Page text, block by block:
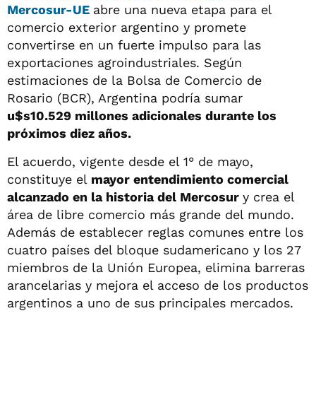
Mercosur-UE abre una nueva etapa para el
comercio exterior argentino y promete
convertirse en un fuerte impulso para las
exportaciones agroindustriales. Según
estimaciones de la Bolsa de Comercio de
Rosario (BCR), Argentina podría sumar
u$s10.529 millones adicionales durante los
próximos diez años.
El acuerdo, vigente desde el 1° de mayo,
constituye el mayor entendimiento comercial
alcanzado en la historia del Mercosur y crea el
área de libre comercio más grande del mundo.
Además de establecer reglas comunes entre los
cuatro países del bloque sudamericano y los 27
miembros de la Unión Europea, elimina barreras
arancelarias y mejora el acceso de los productos
argentinos a uno de sus principales mercados.